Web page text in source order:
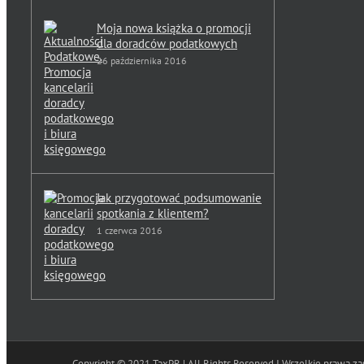
Moja nowa książka o promocji
dla doradców podatkowych
26 października 2016
Jak przygotować podsumowanie
spotkania z klientem?
1 czerwca 2016